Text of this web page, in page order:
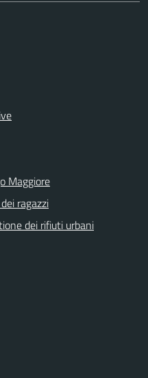
Maggiore
ragazzi
dei rifiuti urbani